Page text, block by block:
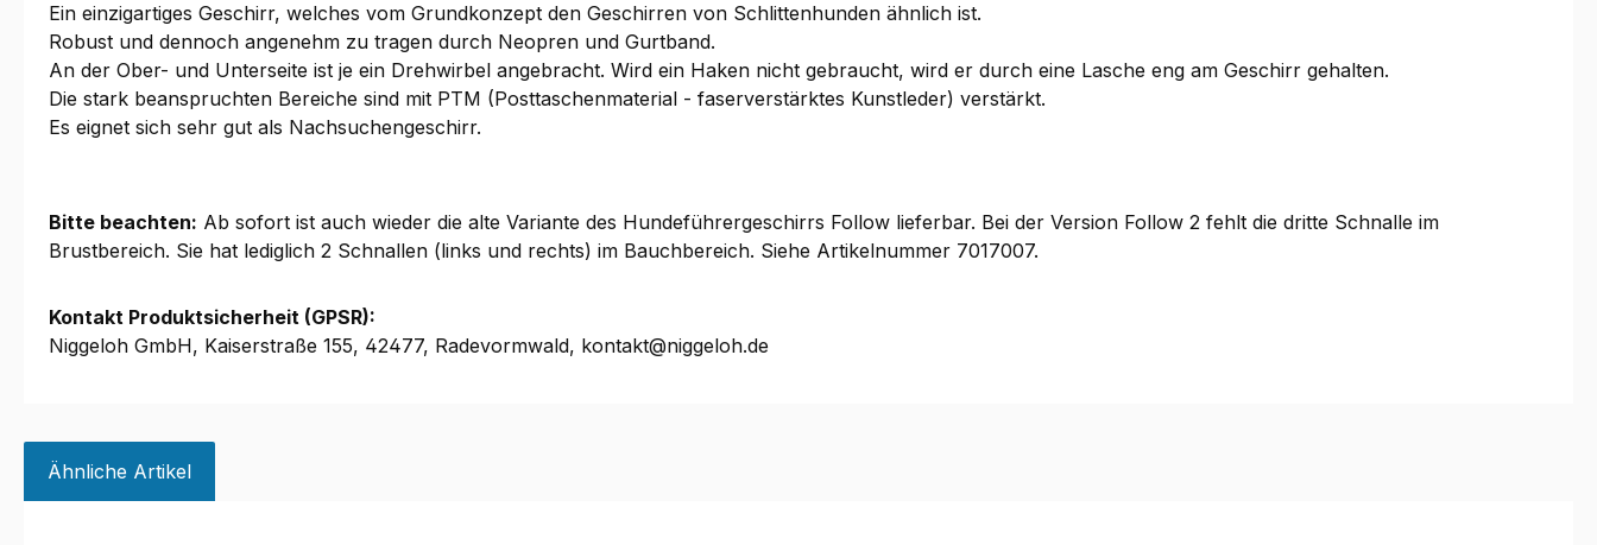
Ein einzigartiges Geschirr, welches vom Grundkonzept den Geschirren von Schlittenhunden ähnlich ist.
Robust und dennoch angenehm zu tragen durch Neopren und Gurtband.
An der Ober- und Unterseite ist je ein Drehwirbel angebracht. Wird ein Haken nicht gebraucht, wird er durch eine Lasche eng am Geschirr gehalten.
Die stark beanspruchten Bereiche sind mit PTM (Posttaschenmaterial - faserverstärktes Kunstleder) verstärkt.
Es eignet sich sehr gut als Nachsuchengeschirr.
Bitte beachten: Ab sofort ist auch wieder die alte Variante des Hundeführergeschirrs Follow lieferbar. Bei der Version Follow 2 fehlt die dritte Schnalle im
Brustbereich. Sie hat lediglich 2 Schnallen (links und rechts) im Bauchbereich. Siehe Artikelnummer 7017007.
Kontakt Produktsicherheit (GPSR):
Niggeloh GmbH, Kaiserstraße 155, 42477, Radevormwald, kontakt@niggeloh.de
Ähnliche Artikel